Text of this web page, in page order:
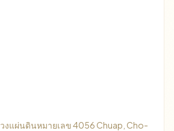
งแผ่นดินหมายเลข 4056 Chuap, Cho-